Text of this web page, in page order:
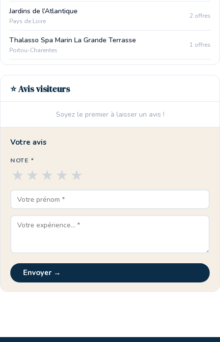
Jardins de l’Atlantique
Pays de Loire
2 offres
Thalasso Spa Marin La Grande Terrasse
Poitou-Charentes
1 offres
⭐ Avis visiteurs
Soyez le premier à laisser un avis !
Votre avis
NOTE *
★
★
★
★
★
Envoyer →